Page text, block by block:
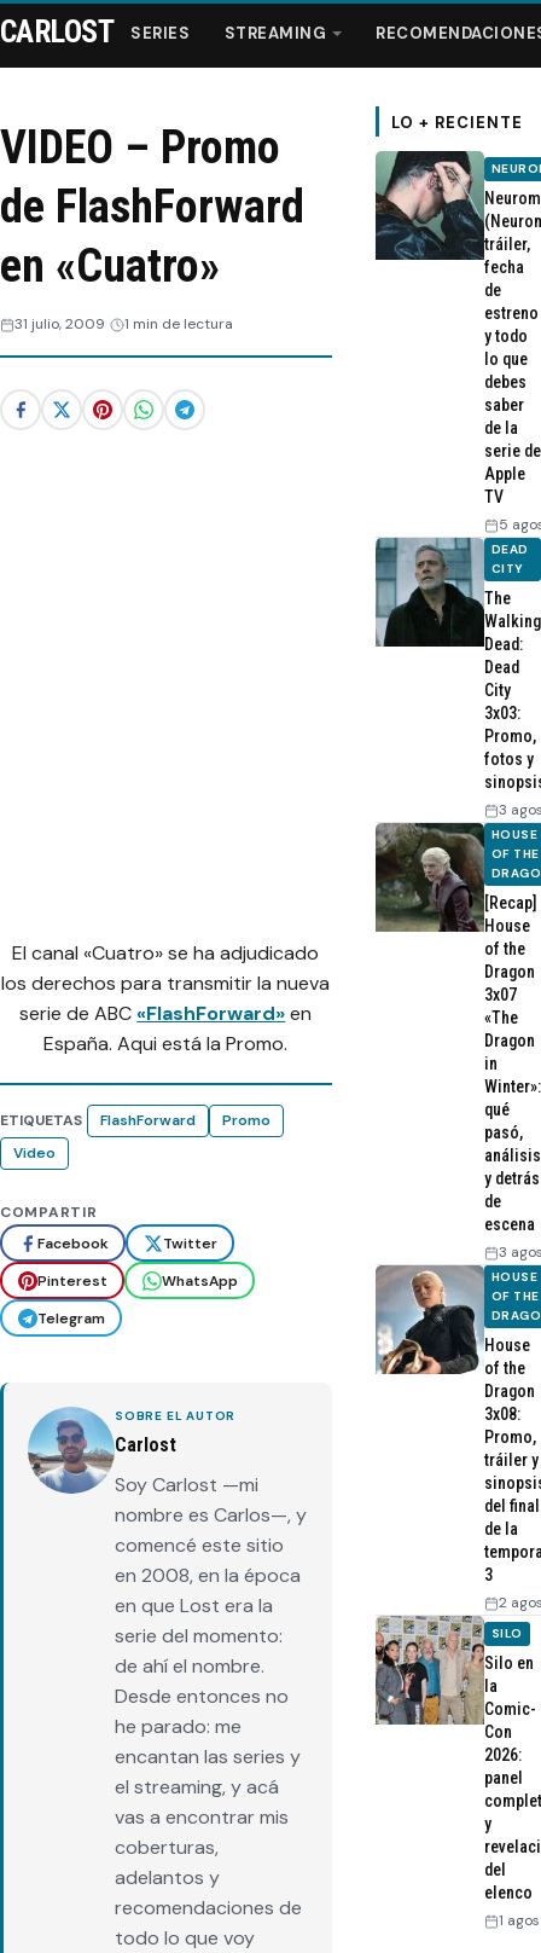
Series
Streaming
Recomendaciones
Videos
CARLOST SERIES STREAMING
VIDEO – Promo
de FlashForward
en «Cuatro»
31 julio, 2009 1 min de lectura
El canal «Cuatro» se ha adjudicado
los derechos para transmitir la nueva
serie de ABC«FlashForward»en
España. Aqui está la Promo.
ETIQUETAS FlashForward
Promo
Video
COMPARTIR
Facebook
Twitter
Pinterest
WhatsApp
Telegram
SOBRE EL AUTOR
Carlost
Soy Carlost —mi
nombre es Carlos—, y
comencé este sitio
en 2008, en la época
en que Lost era la
serie del momento:
de ahí el nombre.
Desde entonces no
he parado: me
encantan las series y
el streaming, y acá
vas a encontrar mis
coberturas,
adelantos y
recomendaciones de
todo lo que voy
LO + RECIENTE
tráiler,
fecha
de
estreno
y todo
lo que
debes
saber
de la
serie de
Apple
TV
5
DEAD
CITY
The
Walking
Dead:
Dead
City
3x03:
Promo,
fotos y
3
HOUSE
OF THE
[Recap]
House
of the
Dragon
3x07
«The
Dragon
in
Winter»:
qué
pasó,
análisis
y detrás
de
escena
3
HOUSE
OF THE
House
of the
Dragon
3x08:
Promo,
tráiler y
del final
de la
3
2
SILO
Silo en
la
Comic-
Con
2026:
panel
y
del
elenco
1